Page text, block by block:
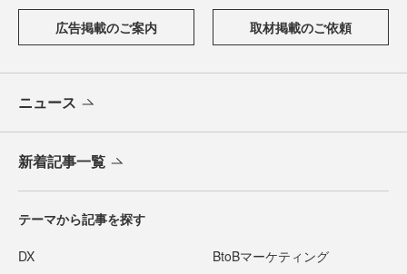
広告掲載のご案内 取材掲載のご依頼
ニュース
新着記事一覧
テーマから記事を探す
DX BtoBマーケティング